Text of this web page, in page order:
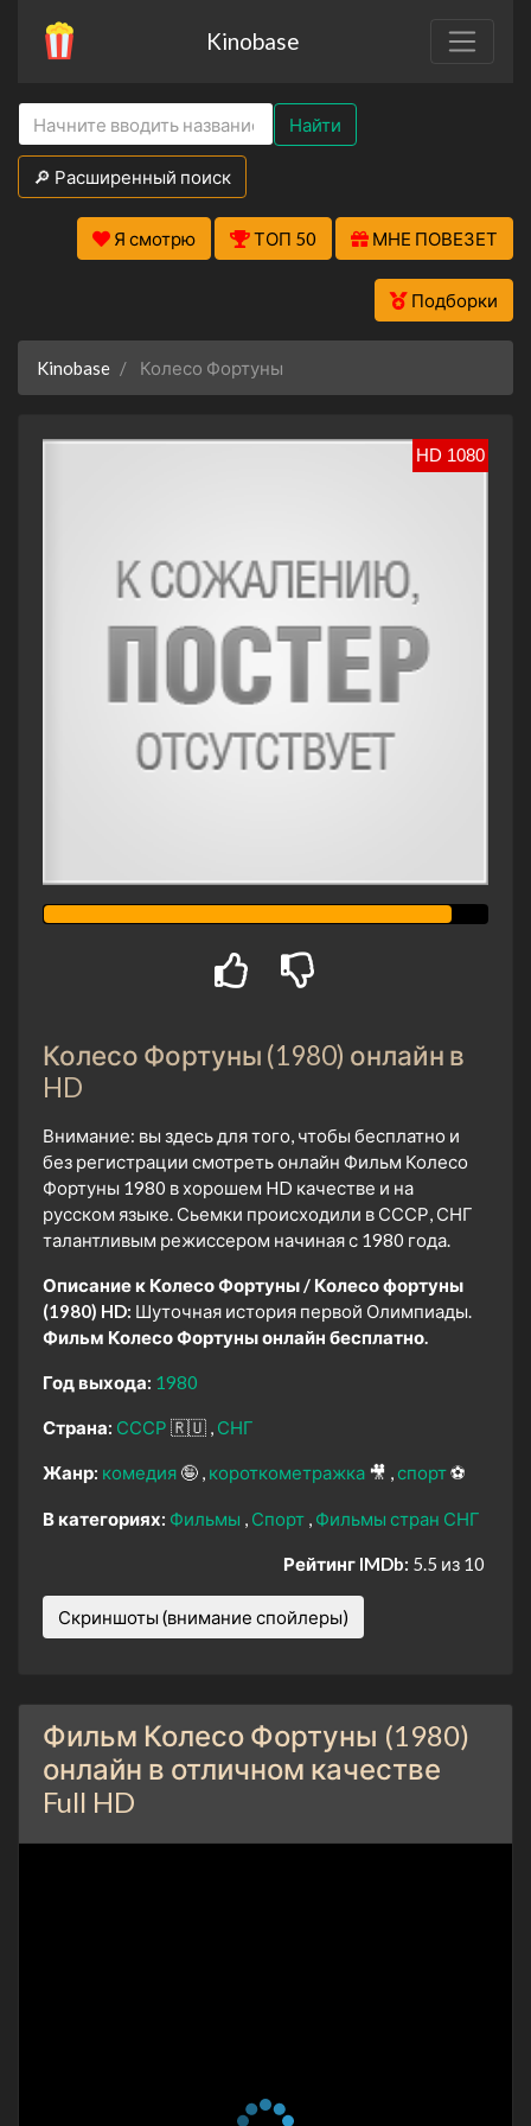
Kinobase
Найти
🔎 Расширенный поиск
Я смотрю ТОП 50 МНЕ ПОВЕЗЕТ
Подборки
Kinobase Колесо Фортуны
HD 1080
Колесо Фортуны (1980) онлайн в
HD
Внимание: вы здесь для того, чтобы бесплатно и
без регистрации смотреть онлайн Фильм Колесо
Фортуны 1980 в хорошем HD качестве и на
русском языке. Сьемки происходили в СССР, СНГ
талантливым режиссером начиная с 1980 года.
Описание к Колесо Фортуны / Колесо фортуны
(1980) HD: Шуточная история первой Олимпиады.
Фильм Колесо Фортуны онлайн бесплатно.
Год выхода: 1980
Страна: СССР 🇷🇺 СНГ
Жанр: комедия 🤪 короткометражка 🎥 спорт⚽
В категориях: Фильмы Спорт Фильмы стран СНГ
Рейтинг IMDb: 5.5 из 10
Скриншоты (внимание спойлеры)
Фильм Колесо Фортуны (1980)
онлайн в отличном качестве
Full HD